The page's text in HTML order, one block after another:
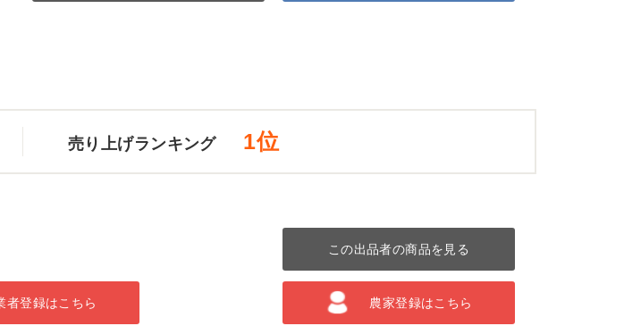
売り上げランキング 1位
この出品者の商品を見る
者登録はこちら 農家登録はこちら